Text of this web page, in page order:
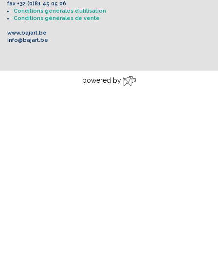
fax +32 (0)81 45 05 06
Conditions générales d’utilisation
Conditions générales de vente
www.bajart.be
info@bajart.be
powered by